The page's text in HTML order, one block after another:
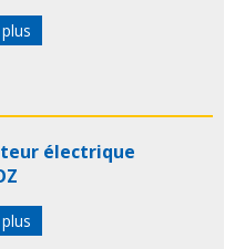
électrique